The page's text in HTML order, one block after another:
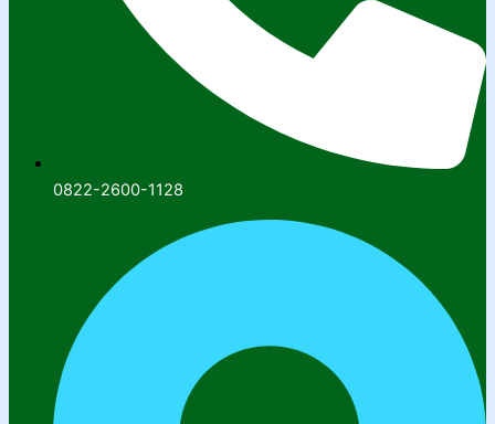
0822-2600-1128